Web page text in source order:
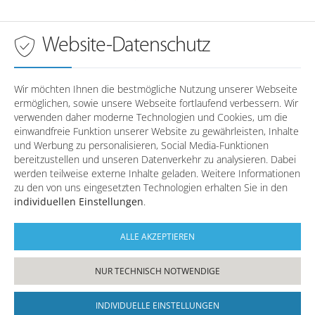
Mittwoch
08:00 - 18:00 Uhr
Telefonzeiten inRegensburg
Montag
08:00 - 12:30 / 14:00 - 17:00
Dienstag
08:00 - 12:30
Mittwoch
08:00 - 12:30 / 14:00 - 17:00
Donnerstag
08:00 - 12:30 / 14:00 - 17:00
Freitag
08:00 - 12:30
Sprechzeiten inWörth a.d. Donau
Montag
-
Dienstag
-
Mittwoch
-
Donnerstag
-
Freitag
-
Telefonzeiten inWörth a.d. Donau
Montag
08:00 - 12:30 / 14:00 - 17:00
08:00 - 12:30 / 14:00 - 17:00
Donnerstag
08:00 - 12:30 / 14:00 - 17:00
Website-Datenschutz
Wir möchten Ihnen die bestmögliche Nutzung unserer Webseite
ermöglichen, sowie unsere Webseite fortlaufend verbessern. Wir
verwenden daher moderne Technologien und Cookies, um die
einwandfreie Funktion unserer Website zu gewährleisten, Inhalte
und Werbung zu personalisieren, Social Media-Funktionen
bereitzustellen und unseren Datenverkehr zu analysieren. Dabei
werden teilweise externe Inhalte geladen. Weitere Informationen
zu den von uns eingesetzten Technologien erhalten Sie in den
individuellen Einstellungen.
ALLE AKZEPTIEREN
NUR TECHNISCH NOTWENDIGE
INDIVIDUELLE EINSTELLUNGEN